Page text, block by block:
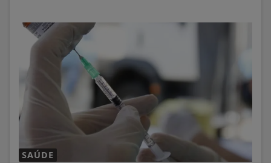
SAÚDE